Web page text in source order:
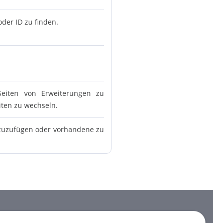
ID zu finden.
von Erweiterungen zu
zu wechseln.
oder vorhandene zu